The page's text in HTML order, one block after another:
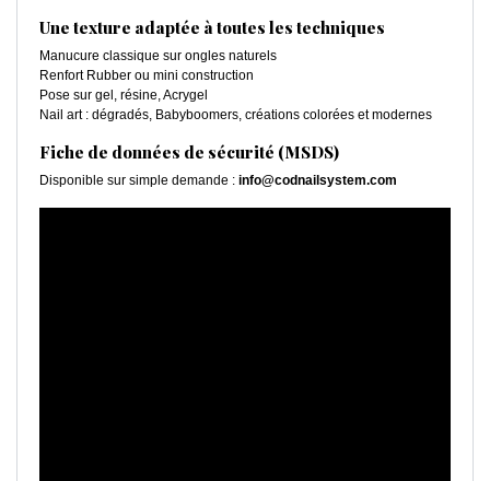
Une texture adaptée à toutes les techniques
Manucure classique sur ongles naturels
Renfort Rubber ou mini construction
Pose sur gel, résine, Acrygel
Nail art : dégradés, Babyboomers, créations colorées et modernes
Fiche de données de sécurité (MSDS)
Disponible sur simple demande : info@codnailsystem.com